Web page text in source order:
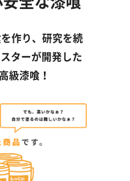
作り、研究を続
ターが開発した
級漆喰！